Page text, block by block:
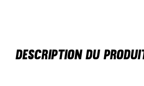
DESCRIPTION DU